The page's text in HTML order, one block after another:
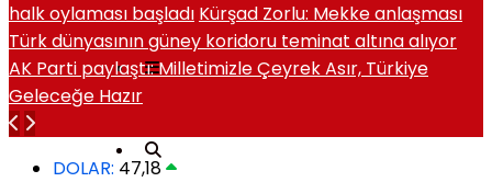
halk oylaması başladı Kürşad Zorlu: Mekke anlaşması
Türk dünyasının güney koridoru teminat altına alıyor
AK Parti paylaştı: Milletimizle Çeyrek Asır, Türkiye
Geleceğe Hazır
DOLAR: 47,18